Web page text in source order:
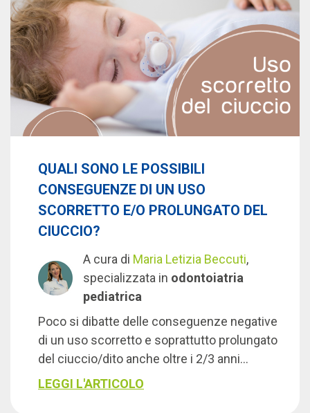
QUALI SONO LE POSSIBILI
CONSEGUENZE DI UN USO
SCORRETTO E/O PROLUNGATO DEL
CIUCCIO?
A cura di Maria Letizia Beccuti,
specializzata in odontoiatria
pediatrica
Poco si dibatte delle conseguenze negative
di un uso scorretto e soprattutto prolungato
del ciuccio/dito anche oltre i 2/3 anni…
LEGGI L'ARTICOLO